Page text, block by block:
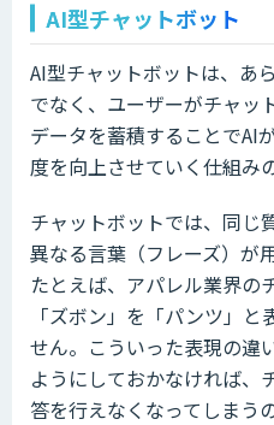
AI型チャットボット
AI型チャットボットは、あ
でなく、ユーザーがチャッ
データを蓄積することでAI
度を向上させていく仕組み
チャットボットでは、同じ
異なる言葉（フレーズ）が
たとえば、アパレル業界の
「ズボン」を「パンツ」
せん。こういった表現の違
ようにしておかなければ、
答を行えなくなってしまうの